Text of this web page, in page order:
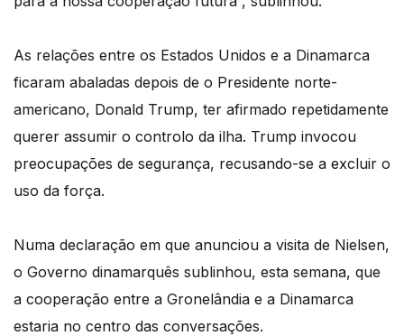
As relações entre os Estados Unidos e a Dinamarca
ficaram abaladas depois de o Presidente norte-
americano, Donald Trump, ter afirmado repetidamente
querer assumir o controlo da ilha. Trump invocou
preocupações de segurança, recusando-se a excluir o
uso da força.
Numa declaração em que anunciou a visita de Nielsen,
o Governo dinamarquês sublinhou, esta semana, que
a cooperação entre a Gronelândia e a Dinamarca
estaria no centro das conversações.